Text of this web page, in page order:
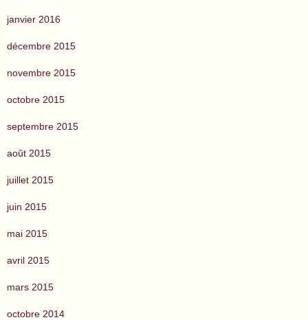
janvier 2016
décembre 2015
novembre 2015
octobre 2015
septembre 2015
août 2015
juillet 2015
juin 2015
mai 2015
avril 2015
mars 2015
octobre 2014